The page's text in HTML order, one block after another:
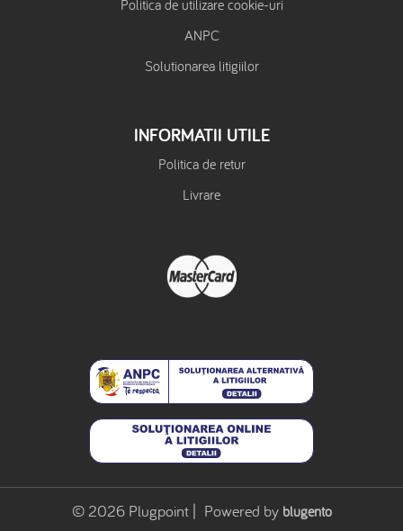
© 2026 Plugpoint | Powered by blugento
Politica de utilizare cookie-uri
ANPC
Solutionarea litigiilor
INFORMATII UTILE
Politica de retur
Livrare